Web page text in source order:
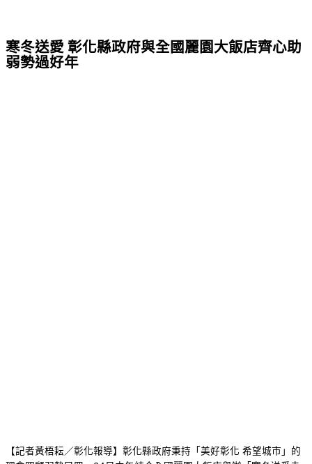
寒冬送愛 彰化縣政府與全國麗園大飯店齊心助
弱勢過好年
【記者黃梧耘／彰化報導】彰化縣政府秉持「美好彰化 希望城市」的